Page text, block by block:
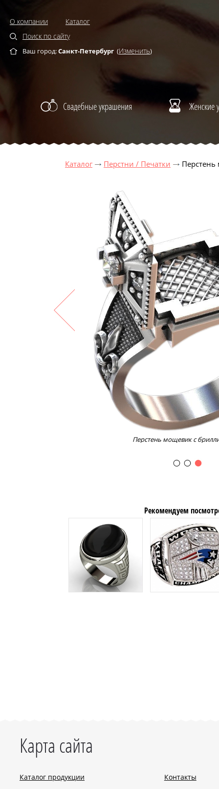
О компании
Каталог
Поиск по сайту
Ваш город:Санкт-Петербург (Изменить)
Свадебные украшения Женские
Каталог Перстни / Печатки
Перстень мощевик с
Рекомендуем
Карта сайта
Каталог продукции Контакты